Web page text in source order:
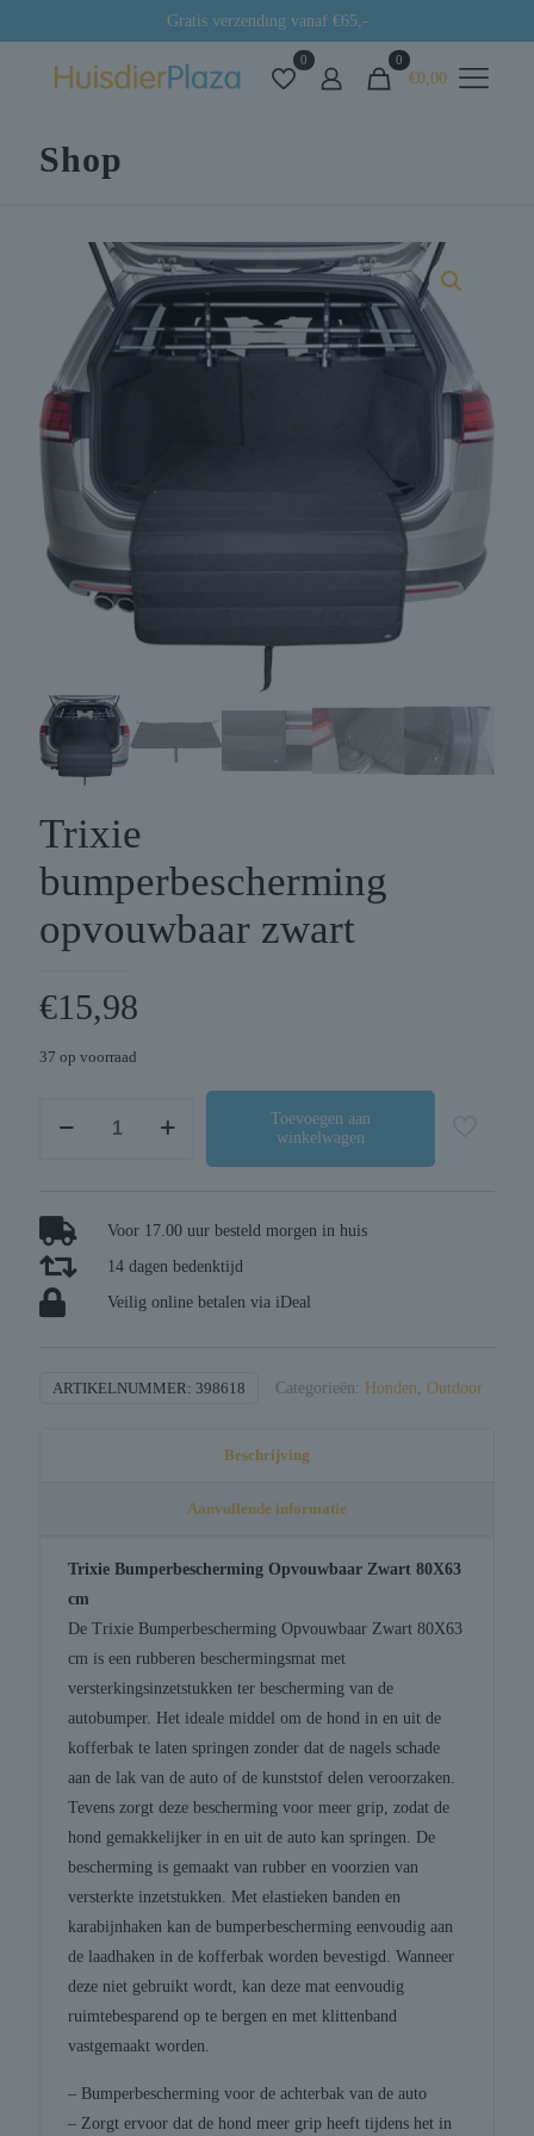
Gratis verzending vanaf €65,-
0 0
€0,00
Shop
Trixie
bumperbescherming
opvouwbaar zwart
€15,98
37 op voorraad
aantal
Toevoegen aan
winkelwagen
Voor 17.00 uur besteld morgen in huis
14 dagen bedenktijd
Veilig online betalen via iDeal
ARTIKELNUMMER: 398618 Categorieën: Honden Outdoor
Beschrijving
Aanvullende informatie
Trixie Bumperbescherming Opvouwbaar Zwart 80X63
cm
De Trixie Bumperbescherming Opvouwbaar Zwart 80X63
cm is een rubberen beschermingsmat met
versterkingsinzetstukken ter bescherming van de
autobumper. Het ideale middel om de hond in en uit de
kofferbak te laten springen zonder dat de nagels schade
aan de lak van de auto of de kunststof delen veroorzaken.
Tevens zorgt deze bescherming voor meer grip, zodat de
hond gemakkelijker in en uit de auto kan springen. De
bescherming is gemaakt van rubber en voorzien van
versterkte inzetstukken. Met elastieken banden en
karabijnhaken kan de bumperbescherming eenvoudig aan
de laadhaken in de kofferbak worden bevestigd. Wanneer
deze niet gebruikt wordt, kan deze mat eenvoudig
ruimtebesparend op te bergen en met klittenband
vastgemaakt worden.
– Bumperbescherming voor de achterbak van de auto
– Zorgt ervoor dat de hond meer grip heeft tijdens het in